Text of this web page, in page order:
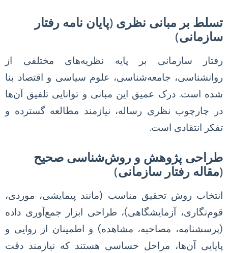
تسلط بر مبانی نظری (پایان نامه رفتار
سازمانی)
رفتار سازمانی بر پایه نظریه‌های مختلفی از
روانشناسی، جامعه‌شناسی، علوم سیاسی و اقتصاد بنا
شده است. درک عمیق این مبانی و توانایی تلفیق آن‌ها
در چارچوب نظری رساله، نیازمند مطالعه گسترده و
تفکر انتقادی است.
طراحی پژوهش و روش‌شناسی صحیح
(مقاله رفتار سازمانی)
انتخاب روش تحقیق مناسب (مانند پیمایشی، موردی،
قوم‌نگاری، آزمایشگاهی)، طراحی ابزار جمع‌آوری داده
(پرسشنامه، مصاحبه، مشاهده) و اطمینان از روایی و
پایایی آن‌ها، مراحل حساسی هستند که نیازمند دقت